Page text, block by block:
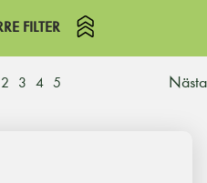
FILTER
2 3 4 5 Nästa